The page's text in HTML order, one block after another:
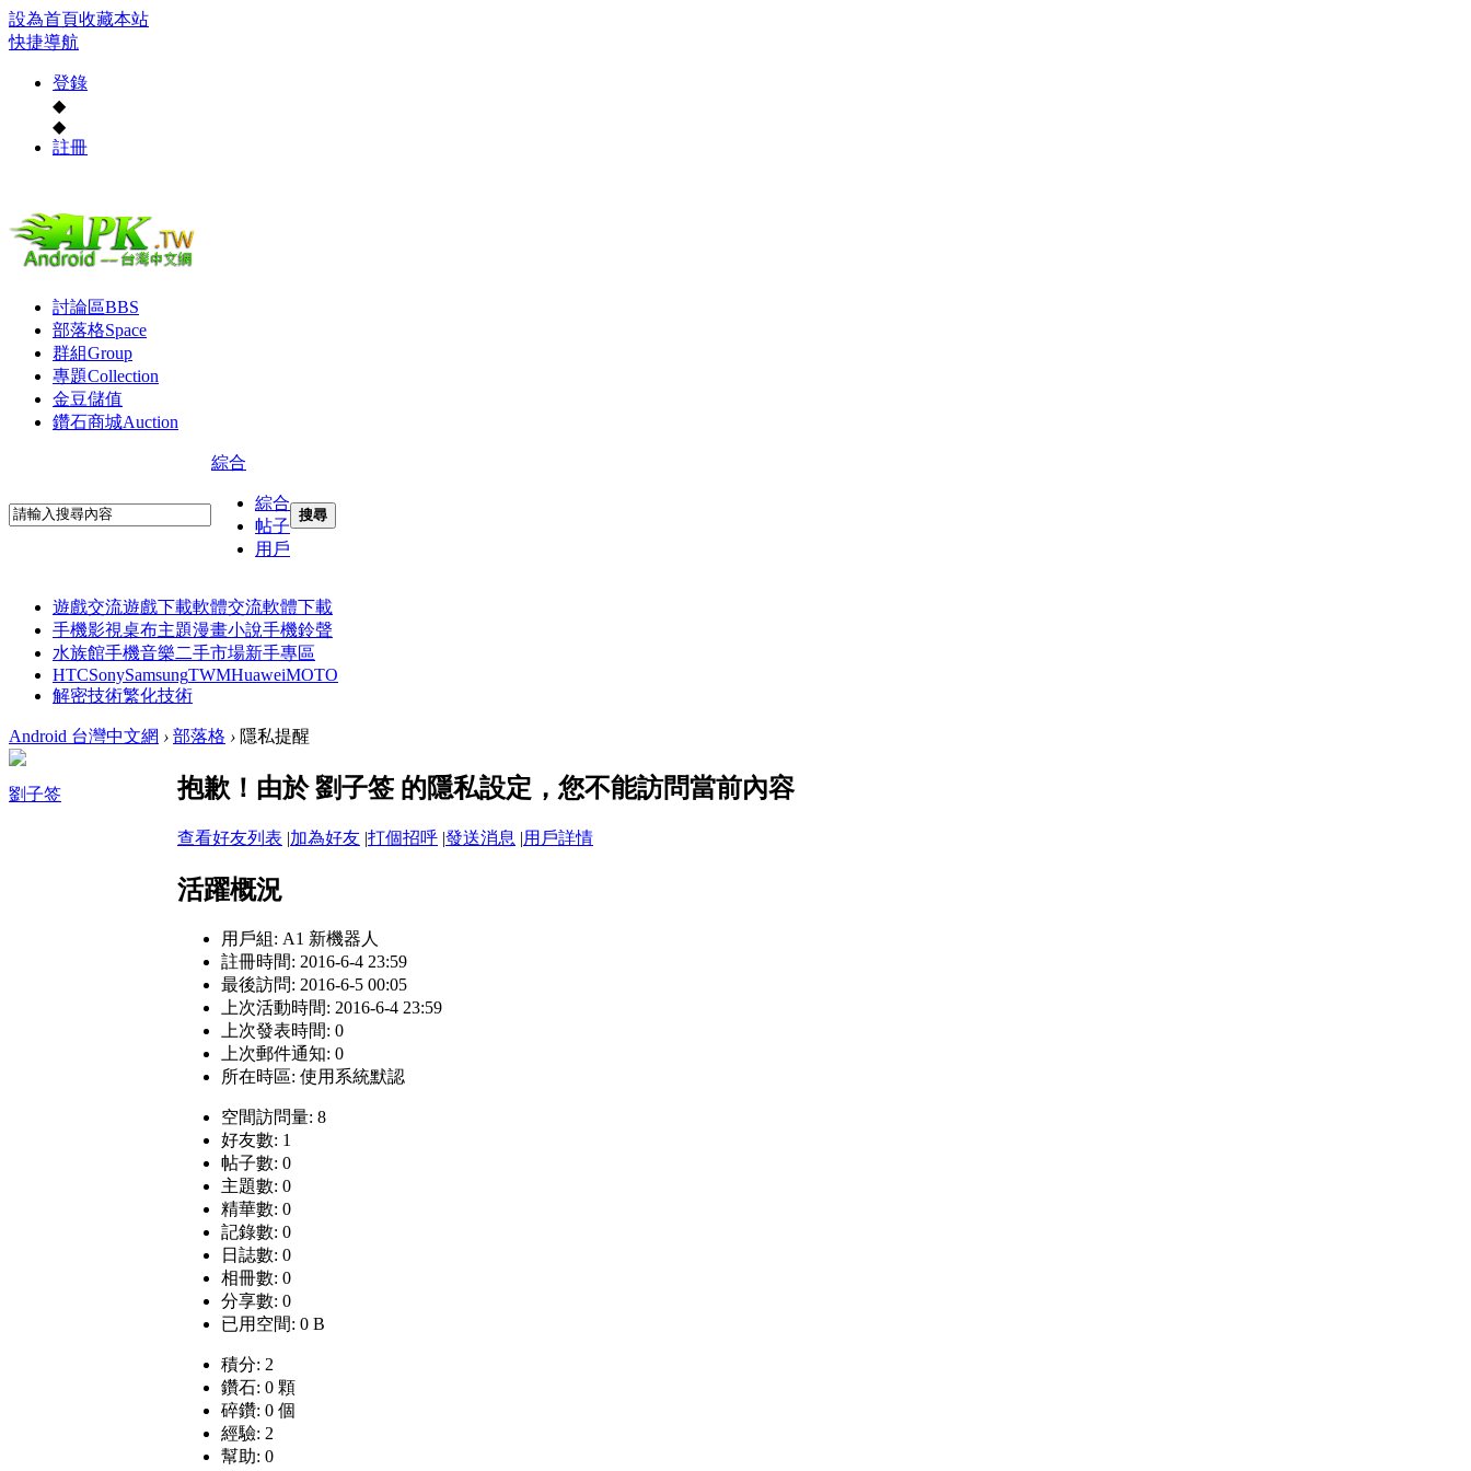
設為首頁收藏本站
快捷導航
登錄
◆
◆
註冊
討論區BBS
部落格Space
群組Group
專題Collection
金豆儲值
鑽石商城Auction
綜合
綜合
帖子
用戶
搜尋
遊戲交流遊戲下載軟體交流軟體下載
手機影視桌布主題漫畫小說手機鈴聲
水族館手機音樂二手市場新手專區
HTCSonySamsungTWMHuaweiMOTO
解密技術繁化技術
Android 台灣中文網 › 部落格 › 隱私提醒
劉子签 抱歉！由於 劉子签 的隱私設定，您不能訪問當前內容
查看好友列表 |加為好友 |打個招呼 |發送消息 |用戶詳情
活躍概況
用戶組: A1 新機器人
註冊時間: 2016-6-4 23:59
最後訪問: 2016-6-5 00:05
上次活動時間: 2016-6-4 23:59
上次發表時間: 0
上次郵件通知: 0
所在時區: 使用系統默認
空間訪問量: 8
好友數: 1
帖子數: 0
主題數: 0
精華數: 0
記錄數: 0
日誌數: 0
相冊數: 0
分享數: 0
已用空間: 0 B
積分: 2
鑽石: 0 顆
碎鑽: 0 個
經驗: 2
幫助: 0